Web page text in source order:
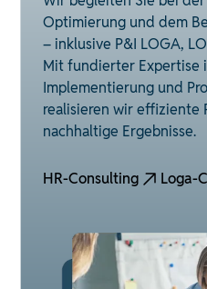
Optimierung und dem
– inklusive P&I LOGA,
Mit fundierter Expertise
Implementierung und
realisieren wir effiziente
nachhaltige Ergebnisse.
HR-Consulting Loga-